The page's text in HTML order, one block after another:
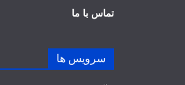
تماس با ما
سرویس ها